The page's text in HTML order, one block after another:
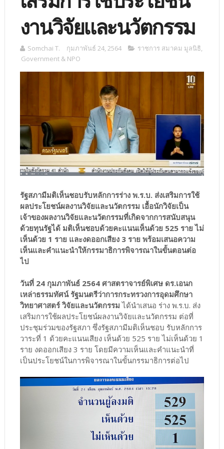
งานวิจัยและนวัตกรรม
Somchai T. กุมภาพันธ์ 24, 2564 ราชการ สมาคม มูลนิธิ,
Government & NPO
รัฐสภามีมติเห็นชอบรับหลักการร่าง พ.ร.บ. ส่งเสริมการใช้
ผลประโยชน์ผลงานวิจัยและนวัตกรรม เอื้อนักวิจัยเป็น
เจ้าของผลงานวิจัยและนวัตกรรมที่เกิดจากการสนับสนุน
ด้วยทุนรัฐได้ มติเห็นชอบด้วยคะแนนเห็นด้วย 525 ราย ไม่
เห็นด้วย 1 ราย และงดออกเสียง 3 ราย พร้อมเสนอความ
เห็นและคำแนะนำให้กรรมาธิการพิจารณาในขั้นตอนต่อ
ไป
วันที่ 24 กุมภาพันธ์ 2564 ศาสตราจารย์พิเศษ ดร.เอนก
เหล่าธรรมทัศน์ รัฐมนตรีว่าการกระทรวงการอุดมศึกษา
วิทยาศาสตร์ วิจัยและนวัตกรรม ได้นำเสนอ ร่าง พ.ร.บ. ส่ง
เสริมการใช้ผลประโยชน์ผลงานวิจัยและนวัตกรรม ต่อที่
ประชุมร่วมของรัฐสภา ซึ่งรัฐสภามีมติเห็นชอบ รับหลักการ
วาระที่ 1 ด้วยคะแนนเสียง เห็นด้วย 525 ราย ไม่เห็นด้วย 1
ราย งดออกเสียง 3 ราย โดยมีความเห็นและคำแนะนำที่
เป็นประโยชน์ในการพิจารณาในขั้นกรรมาธิการต่อไป